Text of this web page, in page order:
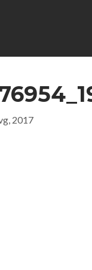
2017